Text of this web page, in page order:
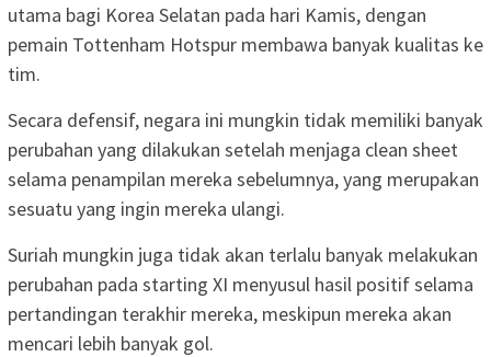
utama bagi Korea Selatan pada hari Kamis, dengan
pemain Tottenham Hotspur membawa banyak kualitas ke
tim.
Secara defensif, negara ini mungkin tidak memiliki banyak
perubahan yang dilakukan setelah menjaga clean sheet
selama penampilan mereka sebelumnya, yang merupakan
sesuatu yang ingin mereka ulangi.
Suriah mungkin juga tidak akan terlalu banyak melakukan
perubahan pada starting XI menyusul hasil positif selama
pertandingan terakhir mereka, meskipun mereka akan
mencari lebih banyak gol.